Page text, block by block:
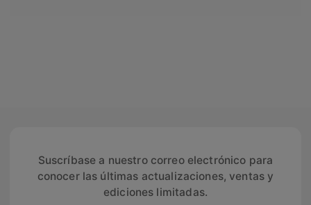
Suscríbase a nuestro correo electrónico para
conocer las últimas actualizaciones, ventas y
ediciones limitadas.